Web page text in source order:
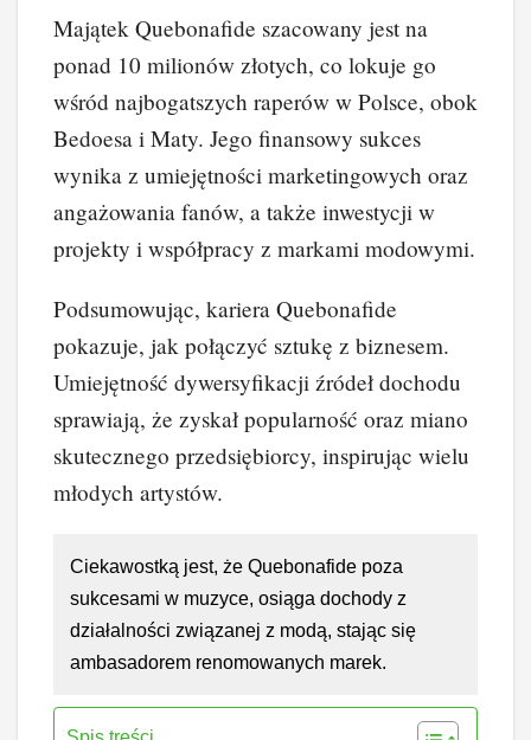
Majątek Quebonafide szacowany jest na
ponad 10 milionów złotych, co lokuje go
wśród najbogatszych raperów w Polsce, obok
Bedoesa i Maty. Jego finansowy sukces
wynika z umiejętności marketingowych oraz
angażowania fanów, a także inwestycji w
projekty i współpracy z markami modowymi.
Podsumowując, kariera Quebonafide
pokazuje, jak połączyć sztukę z biznesem.
Umiejętność dywersyfikacji źródeł dochodu
sprawiają, że zyskał popularność oraz miano
skutecznego przedsiębiorcy, inspirując wielu
młodych artystów.
Ciekawostką jest, że Quebonafide poza
sukcesami w muzyce, osiąga dochody z
działalności związanej z modą, stając się
ambasadorem renomowanych marek.